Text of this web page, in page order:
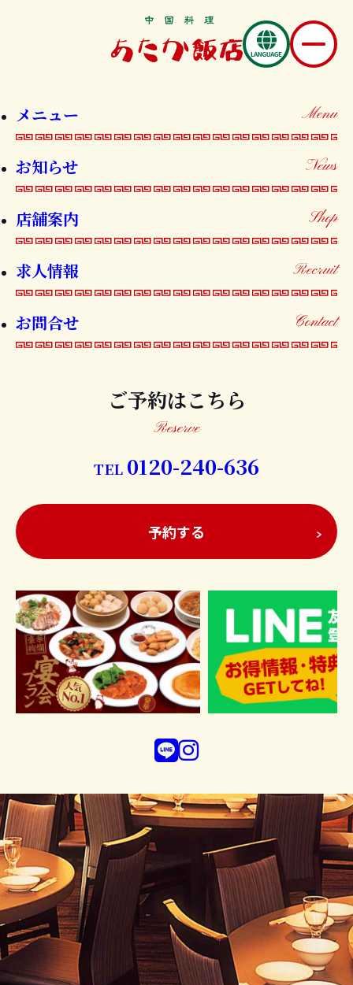
メニュー Menu
お知らせ News
店舗案内 Shop
求人情報 Recruit
お問合せ Contact
ご予約はこちら
Reserve
TEL 0120-240-636
予約する
心のこもった
本格中華と接客サービス
弊社は大津市で「中国料理 あたか飯店」として営業して
弊社の強みは、高級食材を使った料理から、親しみのあ
る定番料理まで豊富に揃っていること。
お子様からお年寄り方までご満足いただけるよう、料理
今回は業務拡大に伴い新たな仲間を募集します。
先輩スタッフによる丁寧な指導もありますから、未経験
の方も安心してご応募ください。